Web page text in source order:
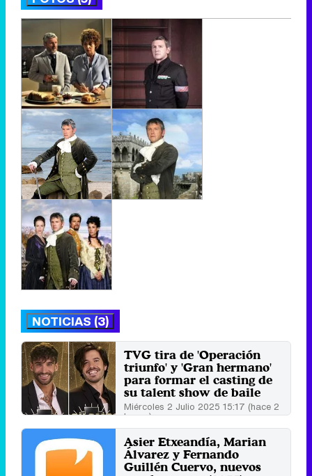
NOTICIAS (3)
TVG tira de 'Operación
triunfo' y 'Gran hermano'
para formar el casting de
su talent show de baile
Miércoles 2 Julio 2025 15:17 (hace 2
horas)
Asier Etxeandía, Marian
Álvarez y Fernando
Guillén Cuervo, nuevos